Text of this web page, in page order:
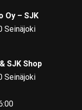
Oy – SJK
Seinäjoki
SJK Shop
Seinäjoki